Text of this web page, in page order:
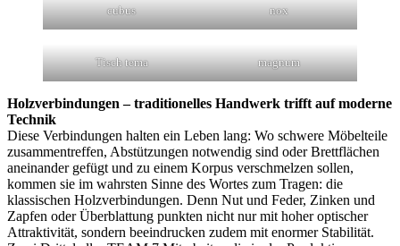
cubus nox
Tisch tema magnum
Holzverbindungen – traditionelles Handwerk trifft auf moderne
Technik
Diese Verbindungen halten ein Leben lang: Wo schwere Möbelteile
zusammentreffen, Abstützungen notwendig sind oder Brettflächen
aneinander gefügt und zu einem Korpus verschmelzen sollen,
kommen sie im wahrsten Sinne des Wortes zum Tragen: die
klassischen Holzverbindungen. Denn Nut und Feder, Zinken und
Zapfen oder Überblattung punkten nicht nur mit hoher optischer
Attraktivität, sondern beeindrucken zudem mit enormer Stabilität.